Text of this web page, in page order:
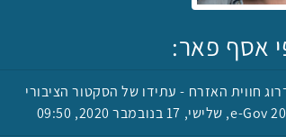
אסף פאר:
חווית האזרח - עתידו של הסקטור הציבורי